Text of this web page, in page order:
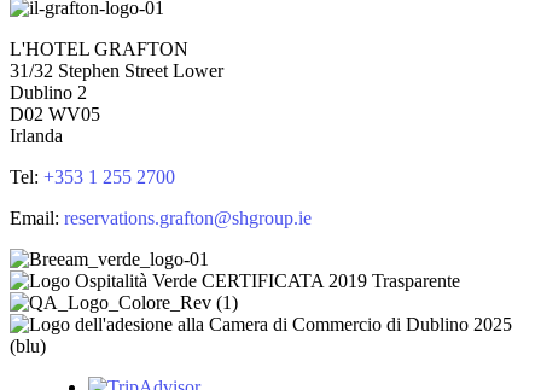
L'HOTEL GRAFTON
31/32 Stephen Street Lower
Dublino 2
D02 WV05
Irlanda
Tel: +353 1 255 2700
Email: reservations.grafton@shgroup.ie